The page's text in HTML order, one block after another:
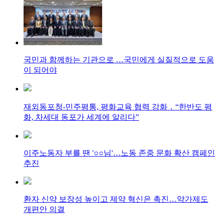
국민과 함께하는 기관으로 …국민에게 실질적으로 도움
이 되어야
재외동포청-민주평통, 평화교육 협력 강화 ․ “한반도 평
화, 차세대 동포가 세계에 알리다”
이주노동자 부를 땐 '○○님'…노동 존중 문화 확산 캠페인
추진
환자 신약 보장성 높이고 제약 혁신은 촉진…약가제도
개편안 의결